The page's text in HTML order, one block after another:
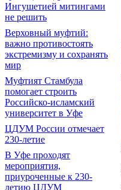
Ингушетией митингами
не решить
Верховный муфтий:
важно противостоять
экстремизму и сохранять
мир
Муфтият Стамбула
помогает строить
Российско-исламский
университет в Уфе
ЦДУМ России отмечает
230-летие
В Уфе проходят
мероприятия,
приуроченные к 230-
летию ЦДУМ